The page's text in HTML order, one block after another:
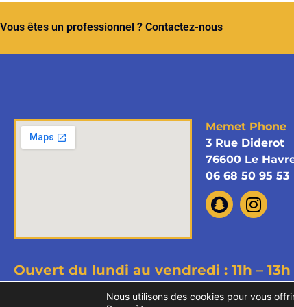
Vous êtes un professionnel ? Contactez-nous
Memet Phone
3 Rue Diderot
76600 Le
06 68 50 95 53
Ouvert du lundi au vendredi : 11h – 13h
Copyright © 2026 Memet
Nous utilisons des cookies pour vous